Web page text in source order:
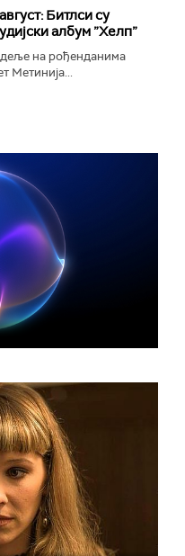
Битлси су
албум ”Хелп”
на рођенданима
Метинија...